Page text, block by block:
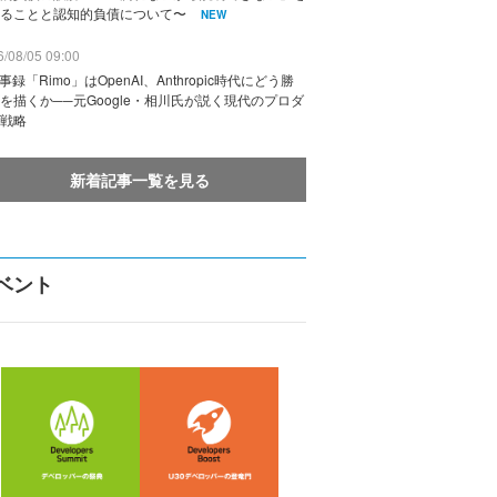
ことと認知的負債について〜
NEW
08/05 09:00
録「Rimo」はOpenAI、Anthropic時代にどう勝
描くか──元Google・相川氏が説く現代のプロダ
略
新着記事一覧を見る
ント